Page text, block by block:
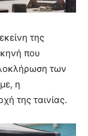
της
που
των
η
της ταινίας.